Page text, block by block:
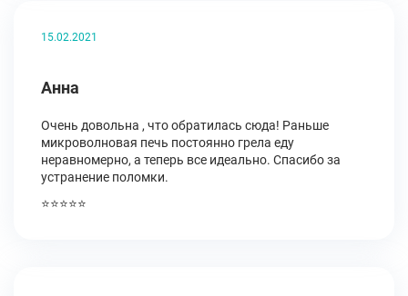
15.02.2021
Анна
Очень довольна , что обратилась сюда! Раньше
микроволновая печь постоянно грела еду
неравномерно, а теперь все идеально. Спасибо за
устранение поломки.
⭐⭐⭐⭐⭐